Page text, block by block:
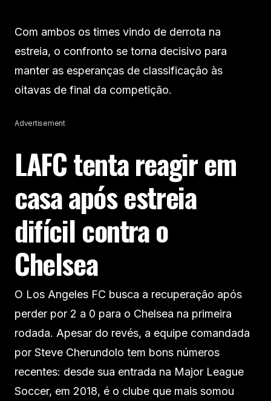
Com ambos os times vindo de derrota na
estreia, o confronto se torna decisivo para
manter as esperanças de classificação às
oitavas de final da competição.
Advertisement
LAFC tenta reagir em
casa após estreia
difícil contra o
Chelsea
O Los Angeles FC busca a recuperação após
perder por 2 a 0 para o Chelsea na primeira
rodada. Apesar do revés, a equipe comandada
por Steve Cherundolo tem bons números
recentes: desde sua entrada na Major League
Soccer, em 2018, é o clube que mais somou